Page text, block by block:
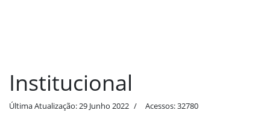
Institucional
Última Atualização: 29 Junho 2022 Acessos: 32780